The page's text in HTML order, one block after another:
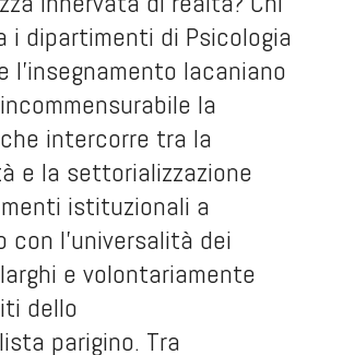
i dipartimenti di Psicologia
l’insegnamento lacaniano
la
intercorre tra la
e la settorializzazione
istituzionali a
con l’universalità dei
e volontariamente
dello
parigino. Tra